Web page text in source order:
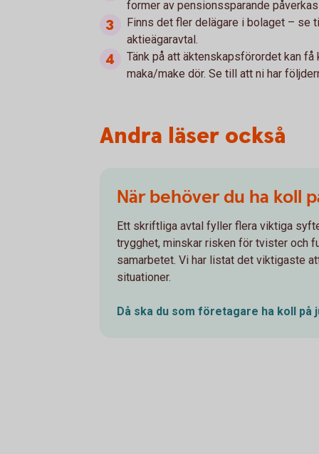
former av pensionssparande
Finns det fler delägare i bolaget – se
aktieägaravtal.
Tänk på att äktenskapsförordet kan
maka/make dör. Se till att ni har
Andra läser också
När behöver du ha koll
Ett skriftliga avtal fyller flera viktiga
trygghet, minskar risken för tvister och
samarbetet. Vi har listat det viktigaste
situationer.
Då ska du som företagare ha koll på